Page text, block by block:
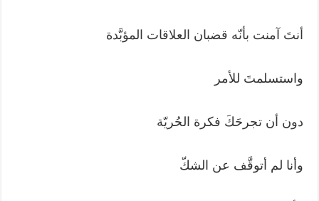
أنتَ آمنت بأنّه قضبان العلاقات المؤبَّدة
واستسلمتَ للأمر
دون أن تجرحَكَ فكرة الحُريّة
وأنا لم أتوقَّف عن الشكّ